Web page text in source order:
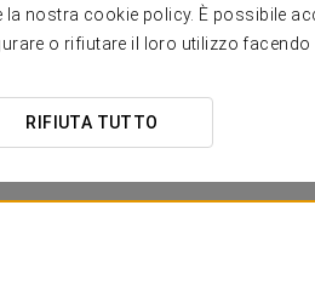
nostra cookie policy. È possibile
o rifiutare il loro utilizzo facendo
RIFIUTA TUTTO